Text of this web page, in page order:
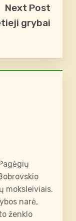
Next Post
grybai
moksleiviais.
narė,
ženklo